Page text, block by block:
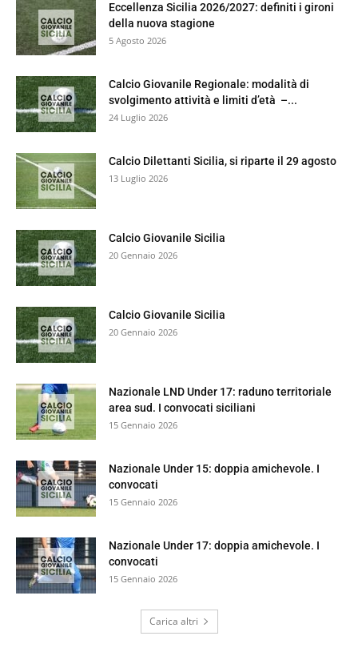
Eccellenza Sicilia 2026/2027: definiti i gironi
della nuova stagione
5 Agosto 2026
Calcio Giovanile Regionale: modalità di
svolgimento attività e limiti d’età –...
24 Luglio 2026
Calcio Dilettanti Sicilia, si riparte il 29 agosto
13 Luglio 2026
Calcio Giovanile Sicilia
20 Gennaio 2026
Calcio Giovanile Sicilia
20 Gennaio 2026
Nazionale LND Under 17: raduno territoriale
area sud. I convocati siciliani
15 Gennaio 2026
Nazionale Under 15: doppia amichevole. I
convocati
15 Gennaio 2026
Nazionale Under 17: doppia amichevole. I
convocati
15 Gennaio 2026
Carica altri